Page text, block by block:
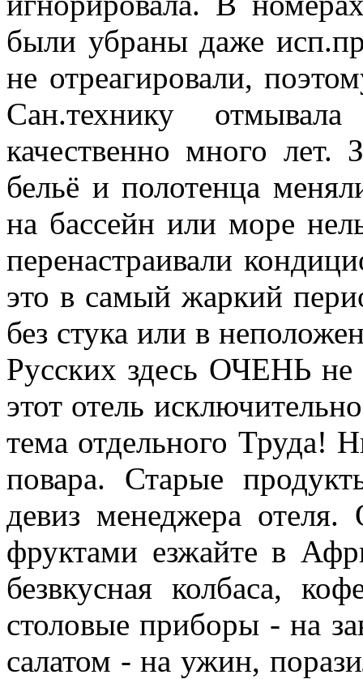
были убраны даже
не отреагировали,
Сан.технику
качественно много лет.
бельё и полотенца
на бассейн или море
перенастраивали
это в самый жаркий
без стука или в
Русских здесь ОЧЕНЬ
этот отель
тема отдельного Труда!
повара. Старые
девиз менеджера
фруктами езжайте в
безвкусная колбаса,
столовые приборы - на
салатом - на ужин,